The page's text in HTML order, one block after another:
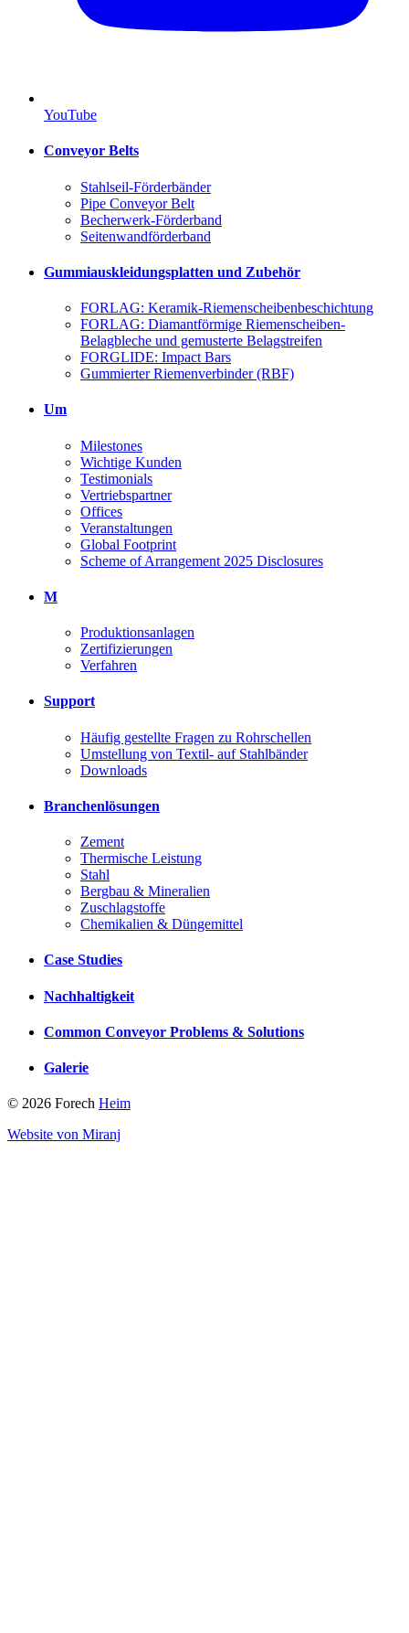
YouTube
Conveyor Belts
Stahlseil-Förderbänder
Pipe Conveyor Belt
Becherwerk-Förderband
Seitenwandförderband
Gummiauskleidungsplatten und Zubehör
FORLAG: Keramik-Riemenscheibenbeschichtung
FORLAG: Diamantförmige Riemenscheiben-
Belagbleche und gemusterte Belagstreifen
FORGLIDE: Impact Bars
Gummierter Riemenverbinder (RBF)
Um
Milestones
Wichtige Kunden
Testimonials
Vertriebspartner
Offices
Veranstaltungen
Global Footprint
Scheme of Arrangement 2025 Disclosures
M
Produktionsanlagen
Zertifizierungen
Verfahren
Support
Häufig gestellte Fragen zu Rohrschellen
Umstellung von Textil- auf Stahlbänder
Downloads
Branchenlösungen
Zement
Thermische Leistung
Stahl
Bergbau & Mineralien
Zuschlagstoffe
Chemikalien & Düngemittel
Case Studies
Nachhaltigkeit
Common Conveyor Problems & Solutions
Galerie
© 2026 Forech Heim
Website von Miranj